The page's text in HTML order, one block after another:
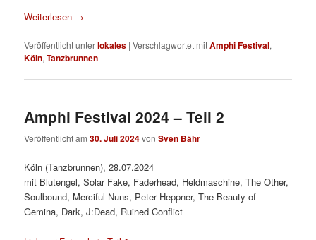
Weiterlesen →
Veröffentlicht unterlokales |Verschlagwortet mitAmphi Festival,
Köln,Tanzbrunnen
Amphi Festival 2024 – Teil 2
Veröffentlicht am30. Juli 2024vonSven Bähr
Köln (Tanzbrunnen), 28.07.2024
mit Blutengel, Solar Fake, Faderhead, Heldmaschine, The Other,
Soulbound, Merciful Nuns, Peter Heppner, The Beauty of
Gemina, Dark, J:Dead, Ruined Conflict